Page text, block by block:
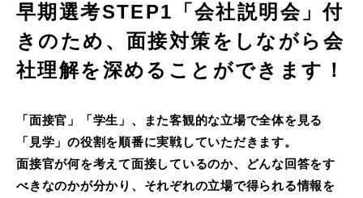
営業・キャリアアドバイザー・バックオフィス
早期選考STEP1「会社説明会」付
きのため、面接対策をしながら会
社理解を深めることができます！
「面接官」「学生」、また客観的な立場で全体を見る
「見学」の役割を順番に実戦していただきます。
面接官が何を考えて面接しているのか、どんな回答をす
べきなのかが分かり、それぞれの立場で得られる情報を